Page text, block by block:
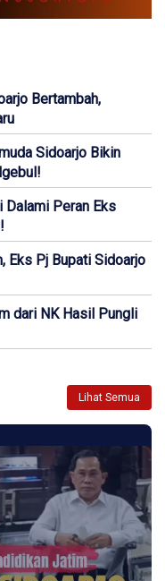
Bertambah,
Sidoarjo Bikin
Dalami Peran Eks
Eks Pj Bupati Sidoarjo
dari NK Hasil Pungli
Lihat Semua